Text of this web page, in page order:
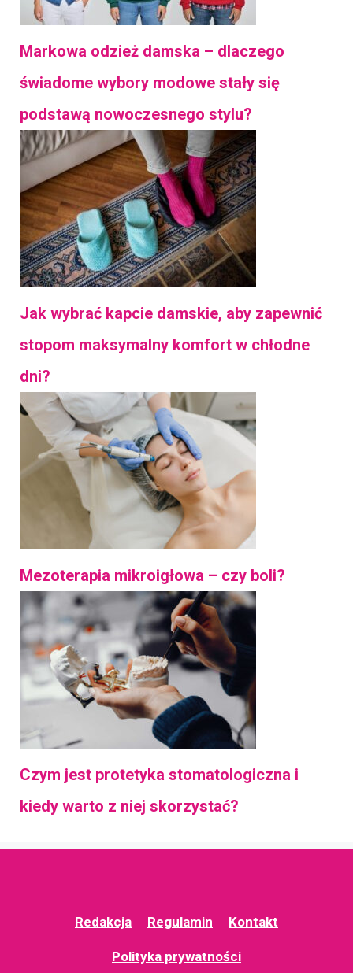
Markowa odzież damska – dlaczego
świadome wybory modowe stały się
podstawą nowoczesnego stylu?
Jak wybrać kapcie damskie, aby zapewnić
stopom maksymalny komfort w chłodne
dni?
Mezoterapia mikroigłowa – czy boli?
Czym jest protetyka stomatologiczna i
kiedy warto z niej skorzystać?
Redakcja Regulamin Kontakt
Polityka prywatności